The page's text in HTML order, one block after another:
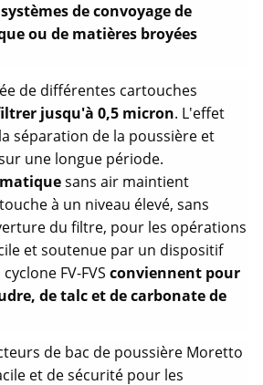
de convoyage de
ou de matières broyées
de différentes cartouches
jusqu'à 0,5 micron. L'effet
séparation de la poussière et
une longue période.
sans air maintient
à un niveau élevé, sans
du filtre, pour les opérations
et soutenue par un dispositif
FV-FVS conviennent pour
de talc et de carbonate de
de bac de poussière Moretto
et de sécurité pour les